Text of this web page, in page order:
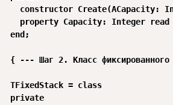
constructor Create(ACapacity:
property Capacity: Integer
  end;
{ --- Шаг 2. Класс фиксированного
  TFixedStack = class
  private